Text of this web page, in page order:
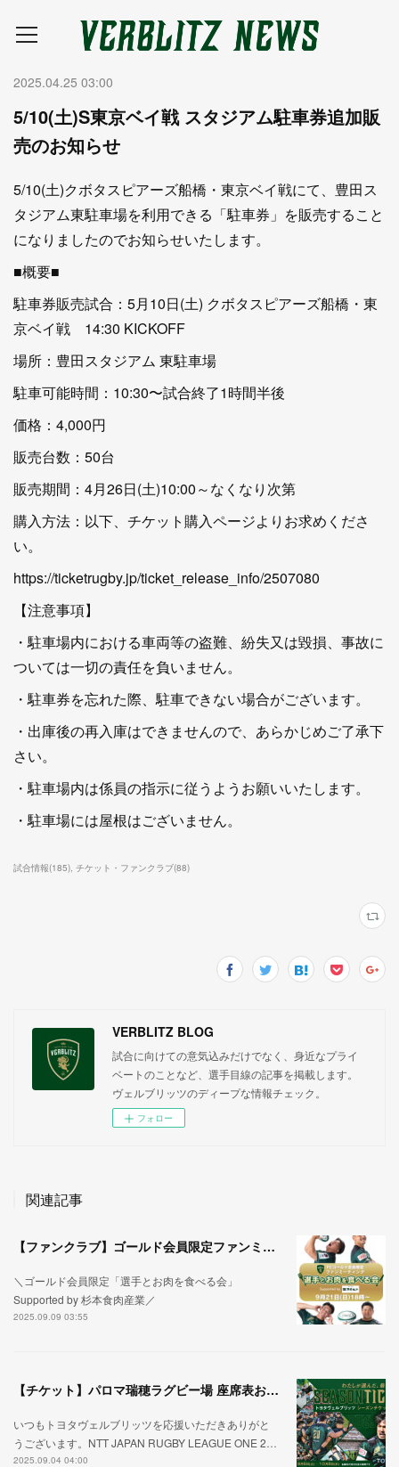
2025.04.25 03:00
5/10(土)S東京ベイ戦 スタジアム駐車券追加販
売のお知らせ
5/10(土)クボタスピアーズ船橋・東京ベイ戦にて、豊田ス
タジアム東駐車場を利用できる「駐車券」を販売すること
になりましたのでお知らせいたします。
■概要■
駐車券販売試合：5月10日(土) クボタスピアーズ船橋・東
京ベイ戦 14:30 KICKOFF
場所：豊田スタジアム 東駐車場
駐車可能時間：10:30〜試合終了1時間半後
価格：4,000円
販売台数：50台
販売期間：4月26日(土)10:00～なくなり次第
購入方法：以下、チケット購入ページよりお求めくださ
い。
https://ticketrugby.jp/ticket_release_info/2507080
【注意事項】
・駐車場内における車両等の盗難、紛失又は毀損、事故に
ついては一切の責任を負いません。
・駐車券を忘れた際、駐車できない場合がございます。
・出庫後の再入庫はできませんので、あらかじめご了承下
さい。
・駐車場内は係員の指示に従うようお願いいたします。
・駐車場には屋根はございません。
試合情報(185) チケット・ファンクラブ(88)
VERBLITZ BLOG
試合に向けての意気込みだけでなく、身近なプライ
ベートのことなど、選手目線の記事を掲載します。
ヴェルブリッツのディープな情報チェック。
フォロー
関連記事
【ファンクラブ】ゴールド会員限定ファンミーティング開催決定！
＼ゴールド会員限定「選手とお肉を食べる会」
Supported by 杉本食肉産業／
2025.09.09 03:55
【チケット】パロマ瑞穂ラグビー場 座席表およびシーズンチケット購入可能席について
いつもトヨタヴェルブリッツを応援いただきありがと
うございます。NTT JAPAN RUGBY LEAGUE ONE 2…
2025.09.04 04:00